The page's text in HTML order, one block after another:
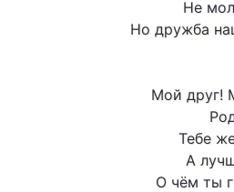
Не
Но дружба
Мой друг!
Тебе
А
О чём ты